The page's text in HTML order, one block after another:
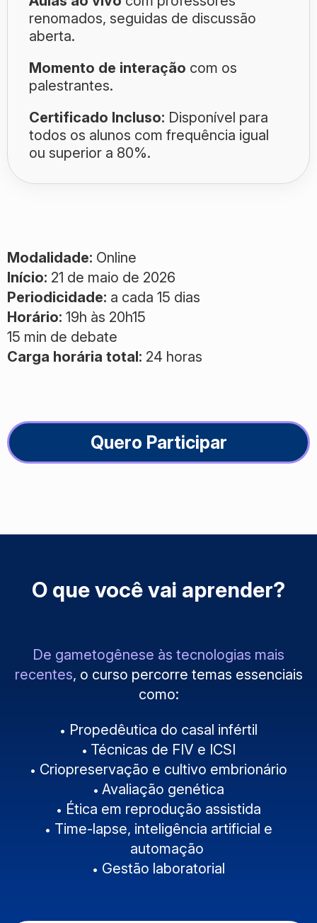
renomados, seguidas de discussão
aberta.
Momento de interação com os
palestrantes.
Certificado Incluso: Disponível para
todos os alunos com frequência igual
ou superior a 80%.
Modalidade: Online
Início: 21 de maio de 2026
Periodicidade: a cada 15 dias
Horário: 19h às 20h15
15 min de debate
Carga horária total: 24 horas
Quero Participar
O que você vai aprender?
De gametogênese às tecnologias mais
recentes, o curso percorre temas essenciais
como:
Propedêutica do casal infértil
Técnicas de FIV e ICSI
Criopreservação e cultivo embrionário
Avaliação genética
Ética em reprodução assistida
Time-lapse, inteligência artificial e
automação
Gestão laboratorial